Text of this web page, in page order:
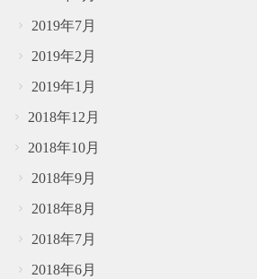
2019年7月
2019年2月
2019年1月
2018年12月
2018年10月
2018年9月
2018年8月
2018年7月
2018年6月